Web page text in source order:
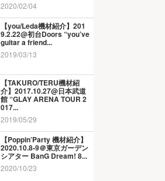
2020/02/04
【you/Leda機材紹介】201
9.2.22@初台Doors “you’ve
guitar a friend...
2019/03/13
【TAKURO/TERU機材紹
介】2017.10.27@日本武道
館 “GLAY ARENA TOUR 2
017...
2019/05/29
【Poppin’Party 機材紹介】
2020.10.8-9＠東京ガーデン
シアター BanG Dream! 8...
2020/10/23